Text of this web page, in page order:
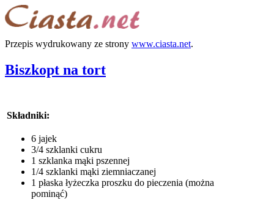
Przepis wydrukowany ze strony www.ciasta.net.
Biszkopt na tort
Składniki:
6 jajek
3/4 szklanki cukru
1 szklanka mąki pszennej
1/4 szklanki mąki ziemniaczanej
1 płaska łyżeczka proszku do pieczenia (można
pominąć)